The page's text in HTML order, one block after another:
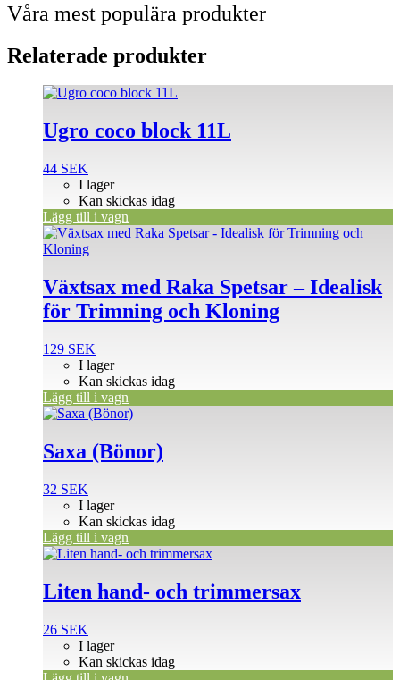
Våra mest populära produkter
Relaterade produkter
Ugro coco block 11L
44 SEK
I lager
Kan skickas idag
Lägg till i vagn
Växtsax med Raka Spetsar – Idealisk
för Trimning och Kloning
129 SEK
I lager
Kan skickas idag
Lägg till i vagn
Saxa (Bönor)
32 SEK
I lager
Kan skickas idag
Lägg till i vagn
Liten hand- och trimmersax
26 SEK
I lager
Kan skickas idag